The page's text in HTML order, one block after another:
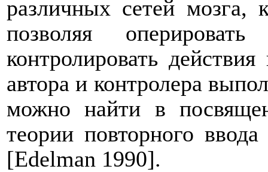
различных сетей мозга,
позволяя
контролировать
автора и контролера
можно найти в
теории повторного
[Edelman 1990].